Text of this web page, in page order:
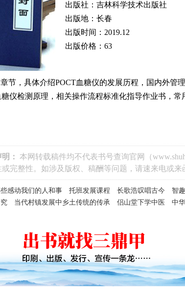
出版社：吉林科学技术出版社
出版地：长春
出版时间：2019.12
出版价格：63
节，具体介绍POCT血糖仪的发展历程，国内外管
糖仪检测原理，相关操作流程标准化指导作业书，
： 本网转载稿件均不代表书号查询官网（
完整性。如涉及版权、稿酬等问题，请速来电或来
感动我们的人和事 托班发展课程 长歌浩叹唱古今 智
当代村镇发展中乡土传统的传承 侣山堂下学中医 中